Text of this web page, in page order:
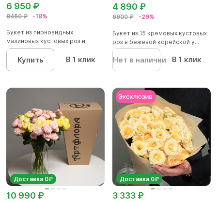
8450 ₽ -18%
6 950 ₽
Букет из пионовидных
малиновых кустовых роз и
красных р...
Купить В 1 клик
6900 ₽ -29%
4 890 ₽
Букет из 15 кремовых кустовых
роз в бежевой корейской у...
Нет в наличии В 1 клик
Доставка 0₽
10 990 ₽
Доставка 0₽
3 333 ₽